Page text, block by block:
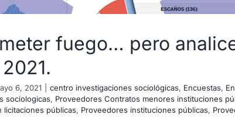
fuego… pero
6, 2021 centro investigaciones sociológicas, Encuestas,
sociologicas, Proveedores Contratos menores instituciones
licitaciones públicas, Proveedores instituciones públicas,